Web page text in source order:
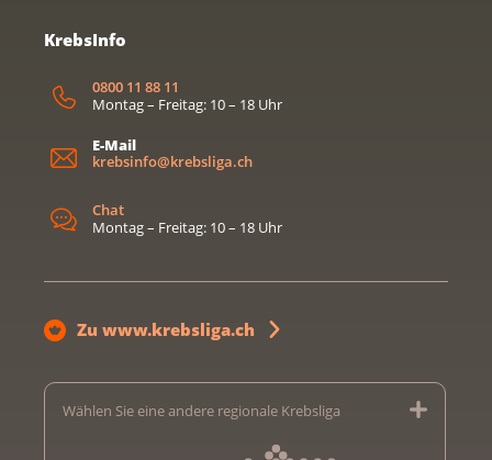
KrebsInfo
0800 11 88 11
Montag – Freitag: 10 – 18 Uhr
E-Mail
krebsinfo@krebsliga.ch
Chat
Montag – Freitag: 10 – 18 Uhr
Zu www.krebsliga.ch
Wählen Sie eine andere regionale Krebsliga